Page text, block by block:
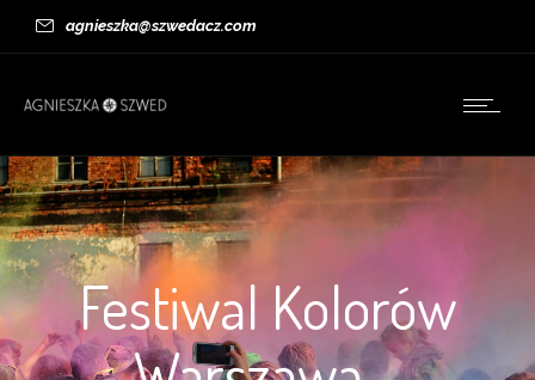
agnieszka@szwedacz.com
Festiwal Kolorów